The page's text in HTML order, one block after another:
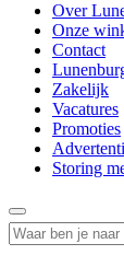
Over
Onze
Contact
Zakelijk
Vacatures
Promoties
Storing